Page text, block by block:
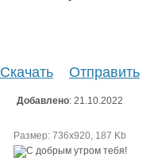
Скачать Отправить
Добавлено: 21.10.2022
Размер: 736х920, 187 Kb